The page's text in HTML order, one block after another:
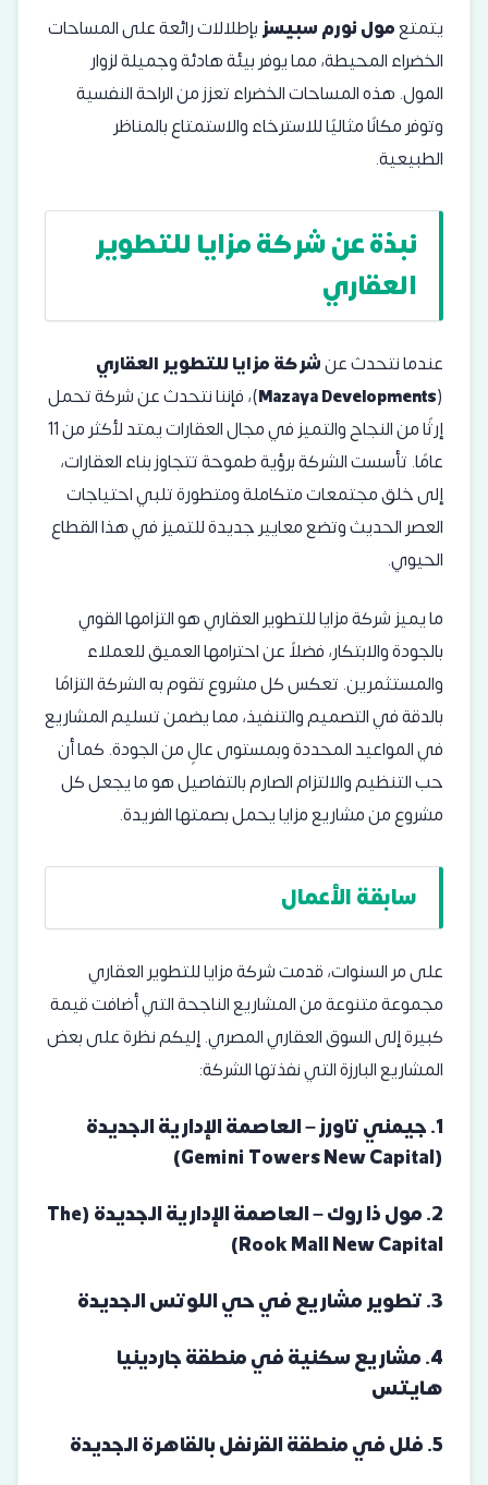
يتمتعمول نورم سبيسزبإطلالات رائعة على المساحات
الخضراء المحيطة، مما يوفر بيئة هادئة وجميلة لزوار
المول. هذه المساحات الخضراء تعزز من الراحة النفسية
وتوفر مكانًا مثاليًا للاسترخاء والاستمتاع بالمناظر
الطبيعية.
نبذة عن شركة مزايا للتطوير
العقاري
عندما نتحدث عنشركة مزايا للتطوير العقاري
(
Mazaya Developments)، فإننا نتحدث عن شركة تحمل
إرثًا من النجاح والتميز في مجال العقارات يمتد لأكثر من 11
عامًا. تأسست الشركة برؤية طموحة تتجاوز بناء العقارات،
إلى خلق مجتمعات متكاملة ومتطورة تلبي احتياجات
العصر الحديث وتضع معايير جديدة للتميز في هذا القطاع
الحيوي.
ما يميز شركة مزايا للتطوير العقاري هو التزامها القوي
بالجودة والابتكار، فضلاً عن احترامها العميق للعملاء
والمستثمرين. تعكس كل مشروع تقوم به الشركة التزامًا
بالدقة في التصميم والتنفيذ، مما يضمن تسليم المشاريع
في المواعيد المحددة وبمستوى عالٍ من الجودة. كما أن
حب التنظيم والالتزام الصارم بالتفاصيل هو ما يجعل كل
مشروع من مشاريع مزايا يحمل بصمتها الفريدة.
سابقة الأعمال
على مر السنوات، قدمت شركة مزايا للتطوير العقاري
مجموعة متنوعة من المشاريع الناجحة التي أضافت قيمة
كبيرة إلى السوق العقاري المصري. إليكم نظرة على بعض
المشاريع البارزة التي نفذتها الشركة:
1. جيمني تاورز – العاصمة الإدارية الجديدة
(Gemini Towers New Capital)
2.
مول ذا روك – العاصمة الإدارية الجديدة (The
Rook Mall New Capital)
3. تطوير مشاريع في حي اللوتس الجديدة
4. مشاريع سكنية في منطقة جاردينيا
هايتس
5. فلل في منطقة القرنفل بالقاهرة الجديدة